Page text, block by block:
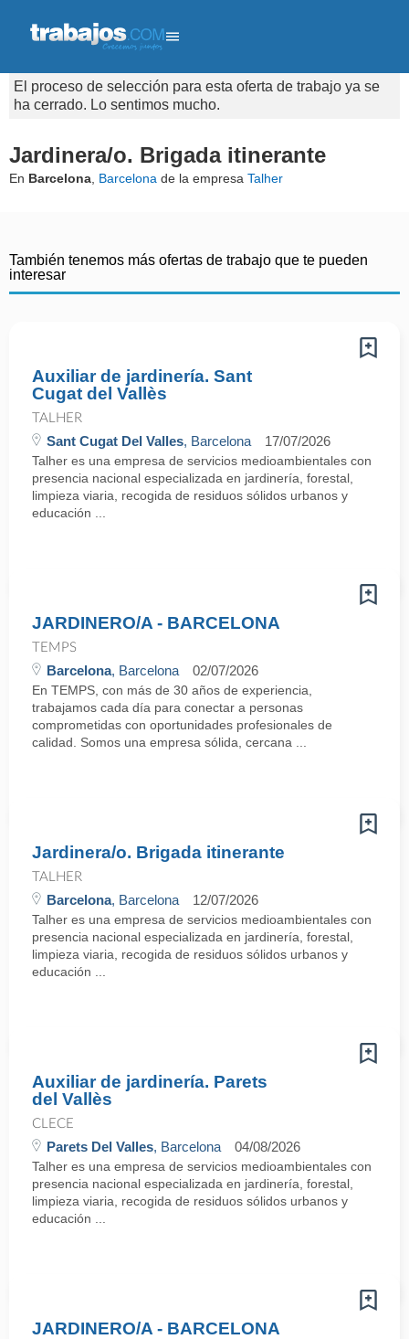
El proceso de selección para esta oferta de trabajo ya se
ha cerrado. Lo sentimos mucho.
Jardinera/o. Brigada itinerante
En Barcelona Barcelona de la empresa Talher
También tenemos más ofertas de trabajo que te pueden
interesar
Auxiliar de jardinería. Sant
Cugat del Vallès
TALHER
Sant Cugat Del Valles, Barcelona 17/07/2026
Talher es una empresa de servicios medioambientales con
presencia nacional especializada en jardinería, forestal,
limpieza viaria, recogida de residuos sólidos urbanos y
educación ...
JARDINERO/A - BARCELONA
TEMPS
Barcelona, Barcelona 02/07/2026
En TEMPS, con más de 30 años de experiencia,
trabajamos cada día para conectar a personas
comprometidas con oportunidades profesionales de
calidad. Somos una empresa sólida, cercana ...
Jardinera/o. Brigada itinerante
TALHER
Barcelona, Barcelona 12/07/2026
Talher es una empresa de servicios medioambientales con
presencia nacional especializada en jardinería, forestal,
limpieza viaria, recogida de residuos sólidos urbanos y
educación ...
Auxiliar de jardinería. Parets
del Vallès
CLECE
Parets Del Valles, Barcelona 04/08/2026
Talher es una empresa de servicios medioambientales con
presencia nacional especializada en jardinería, forestal,
limpieza viaria, recogida de residuos sólidos urbanos y
educación ...
JARDINERO/A - BARCELONA